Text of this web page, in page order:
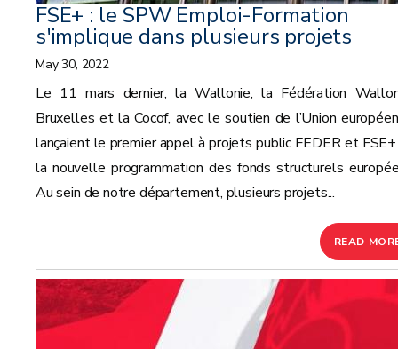
FSE+ : le SPW Emploi-Formation
s'implique dans plusieurs projets
May 30, 2022
Le 11 mars dernier, la Wallonie, la Fédération
Bruxelles et la Cocof, avec le soutien de l’Union
lançaient le premier appel à projets public FEDER et
la nouvelle programmation des fonds structurels
Au sein de notre département, plusieurs projets...
READ